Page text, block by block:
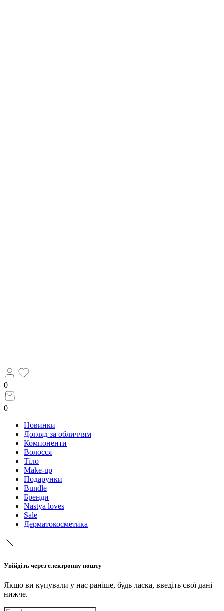
0
0
Новинки
Догляд за обличчям
Компоненти
Волосся
Тіло
Make-up
Подарунки
Bundle
Бренди
Nastya loves
Sale
Дерматокосметика
Увійдіть через електронну пошту
Якщо ви купували у нас раніше, будь ласка, введіть свої дані
нижче.